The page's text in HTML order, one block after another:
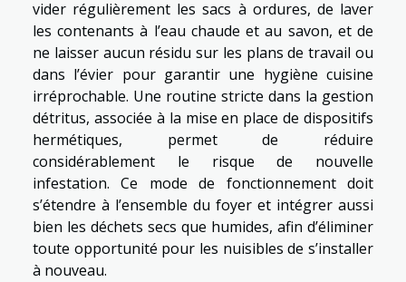
vider régulièrement les sacs à ordures, de laver
les contenants à l’eau chaude et au savon, et de
ne laisser aucun résidu sur les plans de travail ou
dans l’évier pour garantir une hygiène cuisine
irréprochable. Une routine stricte dans la gestion
détritus, associée à la mise en place de dispositifs
hermétiques, permet de réduire
considérablement le risque de nouvelle
infestation. Ce mode de fonctionnement doit
s’étendre à l’ensemble du foyer et intégrer aussi
bien les déchets secs que humides, afin d’éliminer
toute opportunité pour les nuisibles de s’installer
à nouveau.